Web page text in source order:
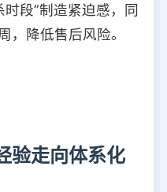
段”制造紧迫感，同
，降低售后风险。
验走向体系化